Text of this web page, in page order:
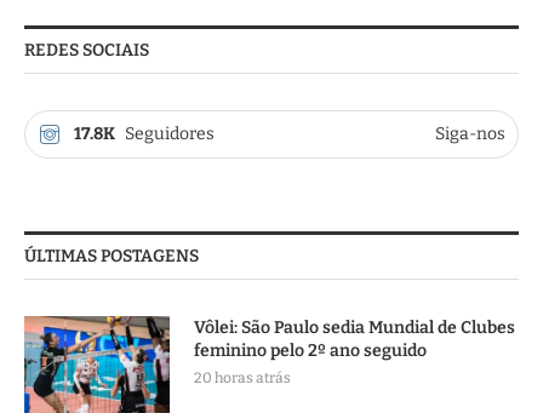
REDES SOCIAIS
17.8K Seguidores Siga-nos
ÚLTIMAS POSTAGENS
Vôlei: São Paulo sedia Mundial de Clubes
feminino pelo 2º ano seguido
20 horas atrás